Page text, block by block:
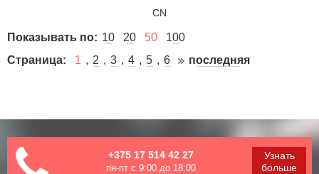
CN
Показывать по: 10 20 50
100
Страница:
1 2 3 4 5 6 последняя
+375 17 514 42 27
пн-пт с 9:00 до 18:00
Узнать
больше